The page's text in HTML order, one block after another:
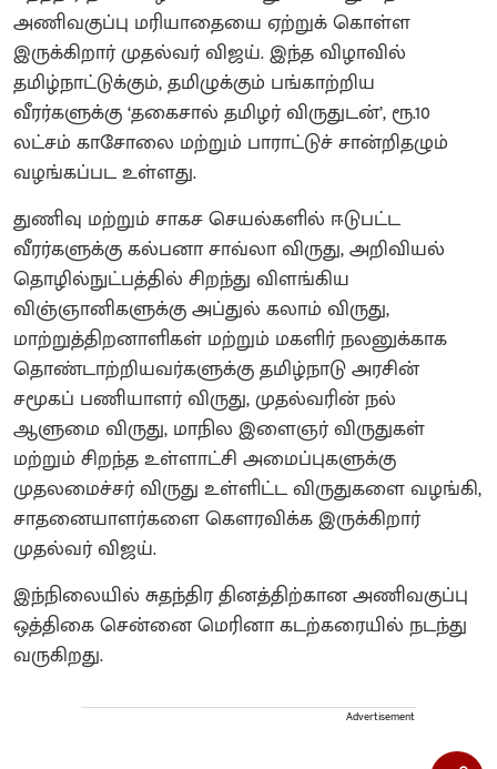
அணிவகுப்பு மரியாதையை ஏற்றுக் கொள்ள
இருக்கிறார் முதல்வர் விஜய். இந்த விழாவில்
தமிழ்நாட்டுக்கும், தமிழுக்கும் பங்காற்றிய
வீரர்களுக்கு ‘தகைசால் தமிழர் விருதுடன்’, ரூ.10
லட்சம் காசோலை மற்றும் பாராட்டுச் சான்றிதழும்
வழங்கப்பட உள்ளது.
துணிவு மற்றும் சாகச செயல்களில் ஈடுபட்ட
வீரர்களுக்கு கல்பனா சாவ்லா விருது, அறிவியல்
தொழில்நுட்பத்தில் சிறந்து விளங்கிய
விஞ்ஞானிகளுக்கு அப்துல் கலாம் விருது,
மாற்றுத்திறனாளிகள் மற்றும் மகளிர் நலனுக்காக
தொண்டாற்றியவர்களுக்கு தமிழ்நாடு அரசின்
சமூகப் பணியாளர் விருது, முதல்வரின் நல்
ஆளுமை விருது, மாநில இளைஞர் விருதுகள்
மற்றும் சிறந்த உள்ளாட்சி அமைப்புகளுக்கு
முதலமைச்சர் விருது உள்ளிட்ட விருதுகளை வழங்கி,
சாதனையாளர்களை கௌரவிக்க இருக்கிறார்
முதல்வர் விஜய்.
இந்நிலையில் சுதந்திர தினத்திற்கான அணிவகுப்பு
ஒத்திகை சென்னை மெரினா கடற்கரையில் நடந்து
வருகிறது.
Advertisement